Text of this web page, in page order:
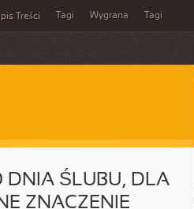
Treści Tagi Wygrana Tagi
DNIA ŚLUBU, DLA
ZNACZENIE